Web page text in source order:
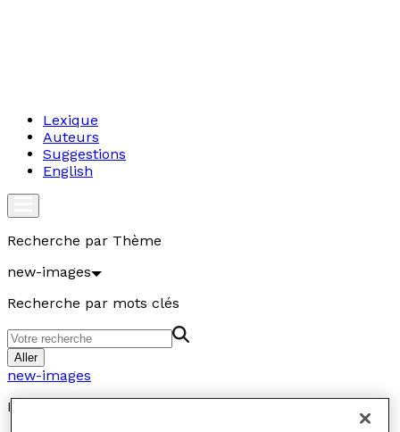
Lexique
Auteurs
Suggestions
English
Recherche par Thème
new-images
Recherche par mots clés
Aller
new-images
Hypatie d'Alexandrie (~355-415)